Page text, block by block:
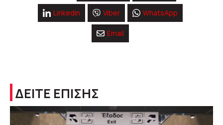
Linkedin Viber WhatsApp
Email
ΔΕΙΤΕ ΕΠΙΣΗΣ